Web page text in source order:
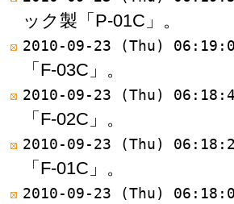
ック製「P-01C」。
2010-09-23 (Thu)
「F-03C」。
2010-09-23 (Thu)
「F-02C」。
2010-09-23 (Thu)
「F-01C」。
2010-09-23 (Thu)